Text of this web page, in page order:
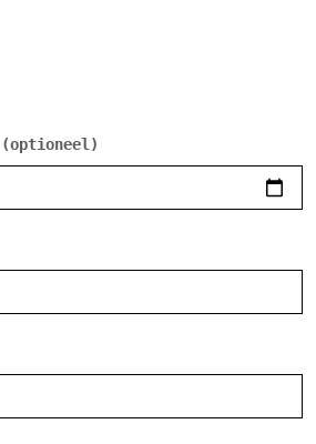
(optioneel)